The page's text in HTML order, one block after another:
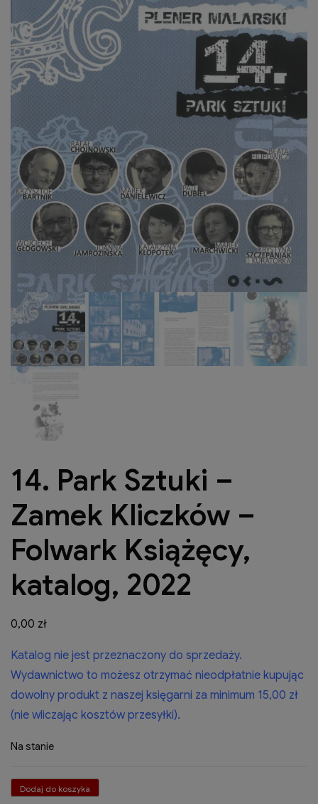
14. Park Sztuki –
Zamek Kliczków –
Folwark Książęcy,
katalog, 2022
0,00 zł
Katalog nie jest przeznaczony do sprzedaży.
Wydawnictwo to możesz otrzymać nieodpłatnie kupując
dowolny produkt z naszej księgarni za minimum 15,00 zł
(nie wliczając kosztów przesyłki).
Na stanie
ilość
Dodaj do koszyka